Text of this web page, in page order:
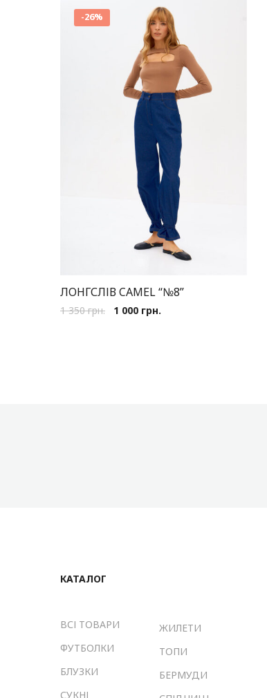
-26%
ЛОНГСЛІВ CAMEL “№8”
1 350грн. 1 000 грн.
КАТАЛОГ
ВСІ ТОВАРИ
ФУТБОЛКИ
БЛУЗКИ
СУКНІ
ЖИЛЕТИ
ТОПИ
БЕРМУДИ